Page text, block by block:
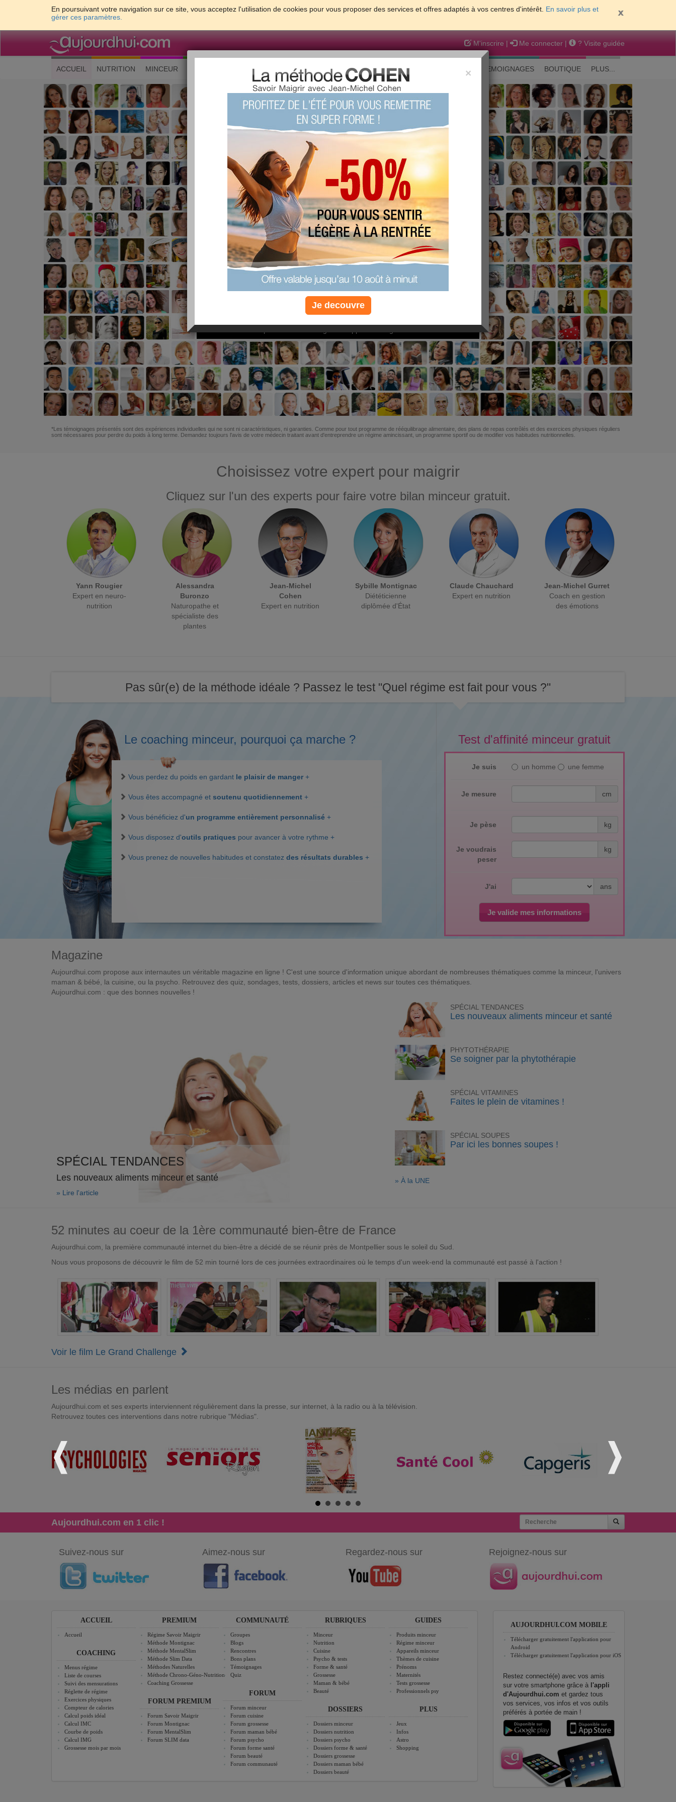
En poursuivant votre navigation sur ce site, vous acceptez l'utilisation de cookies pour vous proposer des services et offres adaptés à vos centres d'intérêt. En savoir plus et
gérer ces paramètres.
M'inscrire | Me connecter | ? Visite guidée
ACCUEIL (current)
NUTRITION MINCEUR FORME & SANTE PSYCHO & TESTS GROSSESSE & BEBE TEMOIGNAGES BOUTIQUE PLUS...
Les meilleures solutions pour maigrir et être bien dans sa peau
PLUS
EFFICACE
PLUS
SANTÉ
PLUS
COACHING
Non, je préfère le régime gratuit
*Les témoignages présentés sont des expériences individuelles qui ne sont ni caractéristiques, ni garanties. Comme pour tout programme de rééquilibrage alimentaire, des plans de repas contrôlés et des exercices physiques réguliers
sont nécessaires pour perdre du poids à long terme. Demandez toujours l'avis de votre médecin traitant avant d'entreprendre un régime amincissant, un programme sportif ou de modifier vos habitudes nutritionnelles.
Choisissez votre expert pour maigrir
Cliquez sur l'un des experts pour faire votre bilan minceur gratuit.
Yann Rougier
Expert en neuro-
nutrition
Alessandra
Buronzo
Naturopathe et
spécialiste des
plantes
Jean-Michel
Cohen
Expert en nutrition
Sybille Montignac
Diététicienne
diplômée d'État
Claude Chauchard
Expert en nutrition
Jean-Michel Gurret
Coach en gestion
des émotions
Pas sûr(e) de la méthode idéale ? Passez le test "Quel régime est fait pour vous ?"
Test d'affinité minceur gratuit
Je suis un homme une femme
Je mesure cm
Je pèse kg
Je voudrais
peser
kg
J'ai ans
Je valide mes informations
Le coaching minceur, pourquoi ça marche ?
Vous perdez du poids en gardant le plaisir de manger +
Vous êtes accompagné et soutenu quotidiennement +
Vous bénéficiez d'un programme entièrement personnalisé +
Vous disposez d'outils pratiques pour avancer à votre rythme +
Vous prenez de nouvelles habitudes et constatez des résultats durables +
Magazine
Aujourdhui.com propose aux internautes un véritable magazine en ligne ! C'est une source d'information unique abordant de nombreuses thématiques comme la minceur, l'univers
maman & bébé, la cuisine, ou la psycho. Retrouvez des quiz, sondages, tests, dossiers, articles et news sur toutes ces thématiques.
Aujourdhui.com : que des bonnes nouvelles !
SPÉCIAL TENDANCES
Les nouveaux aliments minceur et santé
» Lire l'article
SPÉCIAL TENDANCES
Les nouveaux aliments minceur et santé
PHYTOTHÉRAPIE
Se soigner par la phytothérapie
SPÉCIAL VITAMINES
Faites le plein de vitamines !
SPÉCIAL SOUPES
Par ici les bonnes soupes !
» À la UNE
52 minutes au coeur de la 1ère communauté bien-être de France
Aujourdhui.com, la première communauté internet du bien-être a décidé de se réunir près de Montpellier sous le soleil du Sud.
Nous vous proposons de découvrir le film de 52 min tourné lors de ces journées extraordinaires où le temps d'un week-end la communauté est passé à l'action !
Voir le film Le Grand Challenge
Les médias en parlent
Aujourdhui.com et ses experts interviennent régulièrement dans la presse, sur internet, à la radio ou à la télévision.
Retrouvez toutes ces interventions dans notre rubrique "Médias".
Aujourdhui.com en 1 clic !
Suivez-nous sur Aimez-nous sur Regardez-nous sur Rejoignez-nous sur
ACCUEIL
Accueil
COACHING
Menus régime
Liste de courses
Suivi des mensurations
Réglette de régime
Exercices physiques
Compteur de calories
Calcul poids idéal
Calcul IMC
Courbe de poids
Calcul IMG
Grossesse mois par mois
PREMIUM
Régime Savoir Maigrir
Méthode Montignac
Méthode MentalSlim
Méthode Slim Data
Méthodes Naturelles
Méthode Chrono-Géno-Nutrition
Coaching Grossesse
FORUM PREMIUM
Forum Savoir Maigrir
Forum Montignac
Forum MentalSlim
Forum SLIM data
COMMUNAUTÉ
Groupes
Blogs
Rencontres
Bons plans
Témoignages
Quiz
FORUM
Forum minceur
Forum cuisine
Forum grossesse
Forum maman bébé
Forum psycho
Forum forme santé
Forum beauté
Forum communauté
RUBRIQUES
Minceur
Nutrition
Cuisine
Psycho & tests
Forme & santé
Grossesse
Maman & bébé
Beauté
DOSSIERS
Dossiers minceur
Dossiers nutrition
Dossiers psycho
Dossiers forme & santé
Dossiers grossesse
Dossiers maman bébé
Dossiers beauté
GUIDES
Produits minceur
Régime minceur
Appareils minceur
Thèmes de cuisine
Prénoms
Maternités
Tests grossesse
Professionnels psy
PLUS
Jeux
Infos
Astro
Shopping
AUJOURDHUI.COM MOBILE
Télécharger gratuitement l'application pour
Android
Télécharger gratuitement l'application pour iOS
Restez connecté(e) avec vos amis
sur votre smartphone grâce à l'appli
d'Aujourdhui.com et gardez tous
vos services, vos infos et vos outils
préférés à portée de main !
×
Je decouvre